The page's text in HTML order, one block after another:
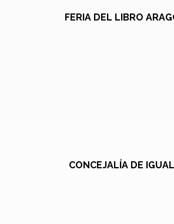
FERIA DEL LIBRO
CONCEJALÍA DE